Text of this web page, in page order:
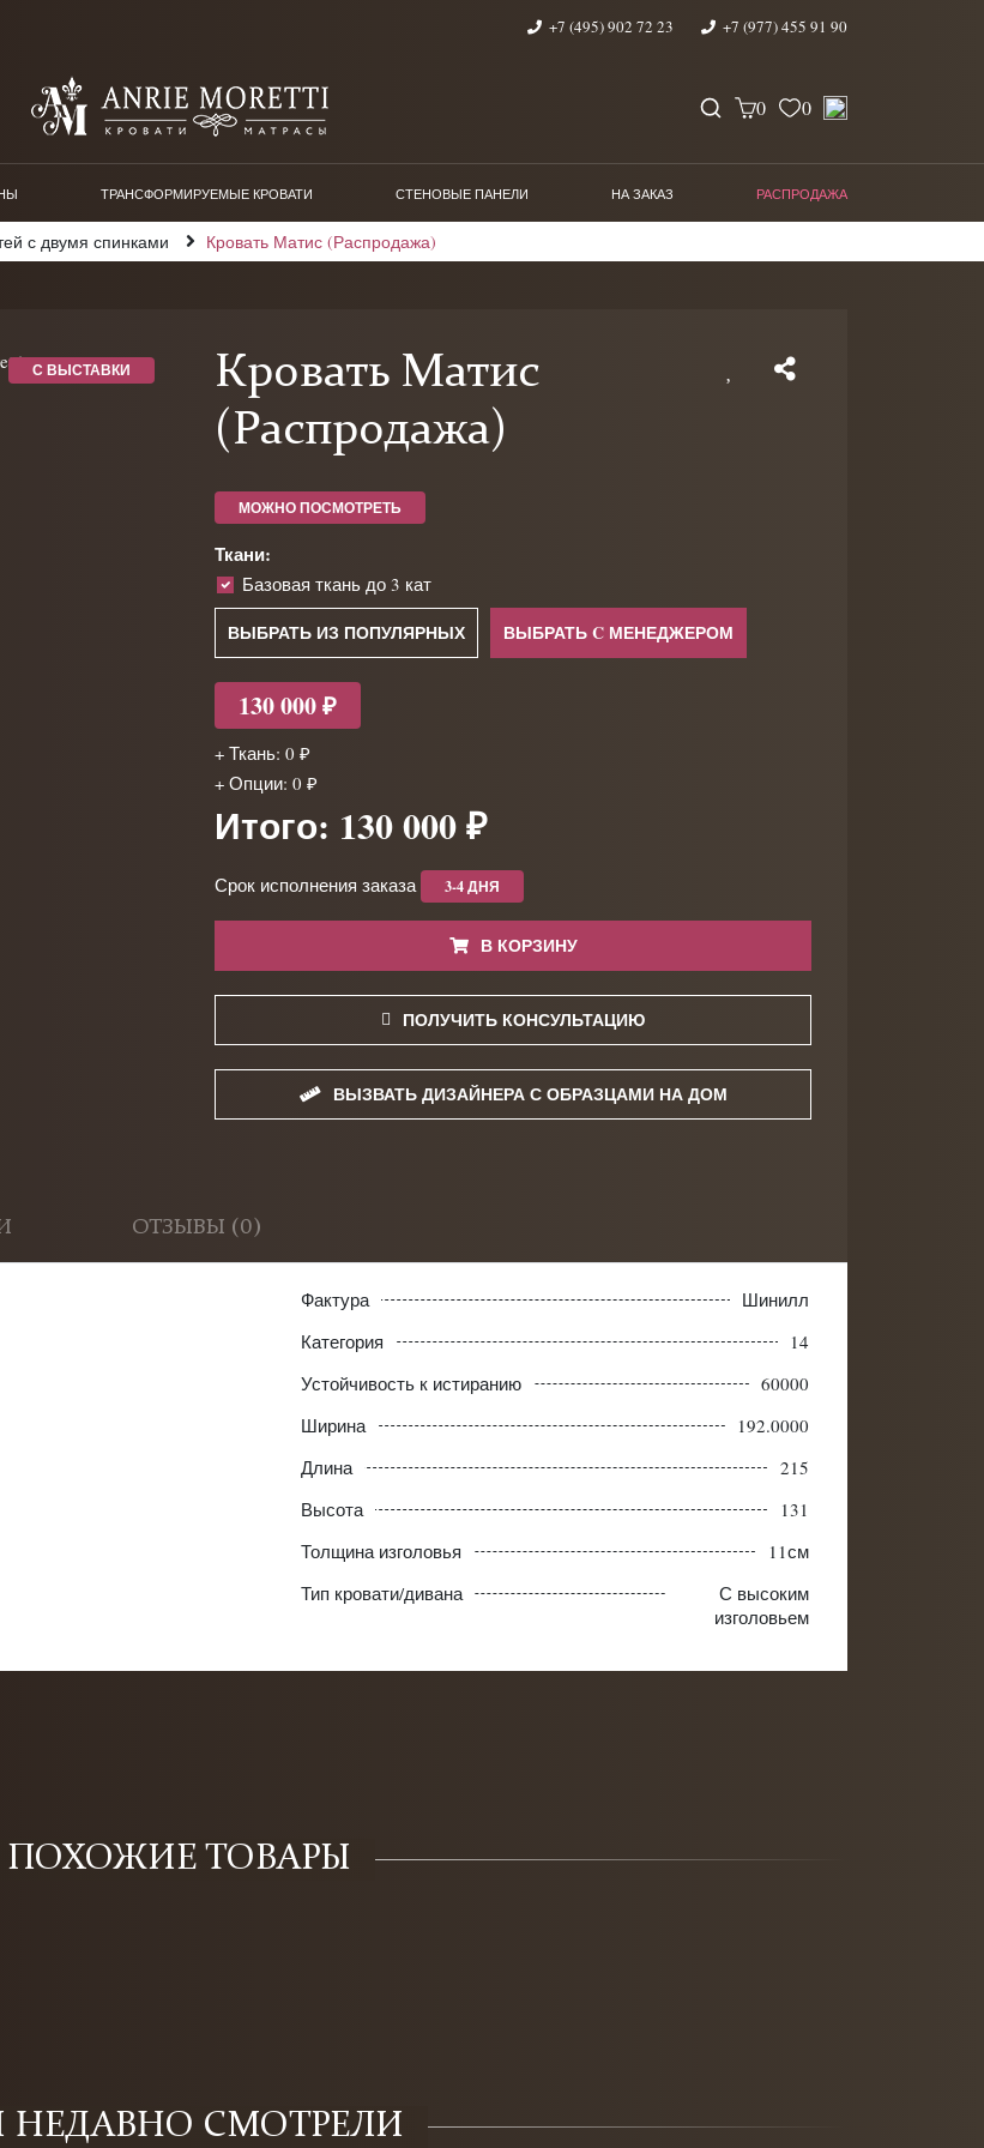
+7 (495) 902 72 23 +7 (977) 455 91 90
0 0
ТРАНСФОРМИРУЕМЫЕ КРОВАТИ СТЕНОВЫЕ ПАНЕЛИ НА ЗАКАЗ РАСПРОДАЖА
с двумя спинками Кровать Матис (Распродажа)
С ВЫСТАВКИ
Кровать Матис
(Распродажа)
МОЖНО ПОСМОТРЕТЬ
Ткани:
Базовая ткань до 3 кат
ВЫБРАТЬ ИЗ ПОПУЛЯРНЫХ ВЫБРАТЬ C МЕНЕДЖЕРОМ
130 000 ₽
+ Ткань: 0 ₽
+ Опции: 0 ₽
Итого: 130 000 ₽
Срок исполнения заказа 3-4 ДНЯ
В КОРЗИНУ
ПОЛУЧИТЬ КОНСУЛЬТАЦИЮ
ВЫЗВАТЬ ДИЗАЙНЕРА С ОБРАЗЦАМИ НА ДОМ
ОТЗЫВЫ (0)
Фактура
Шинилл
Категория
14
Устойчивость к истиранию
60000
Ширина
192.0000
Длина
215
Высота
131
Толщина изголовья
11см
Тип кровати/дивана
С высоким
изголовьем
ПОХОЖИЕ ТОВАРЫ
НЕДАВНО СМОТРЕЛИ